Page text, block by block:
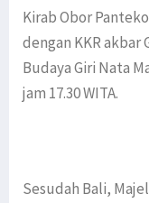
Kirab Obor
dengan KKR akbar
Budaya Giri Nata
jam 17.30 WITA.
Sesudah Bali,